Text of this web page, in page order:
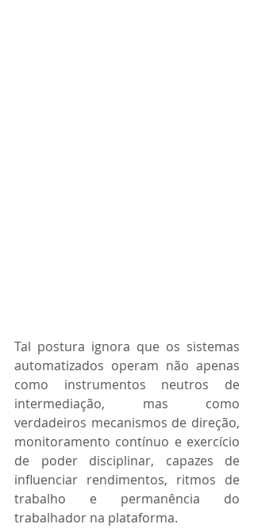
Tal postura ignora que os sistemas
automatizados operam não apenas
como instrumentos neutros de
intermediação, mas como
verdadeiros mecanismos de direção,
monitoramento contínuo e exercício
de poder disciplinar, capazes de
influenciar rendimentos, ritmos de
trabalho e permanência do
trabalhador na plataforma.